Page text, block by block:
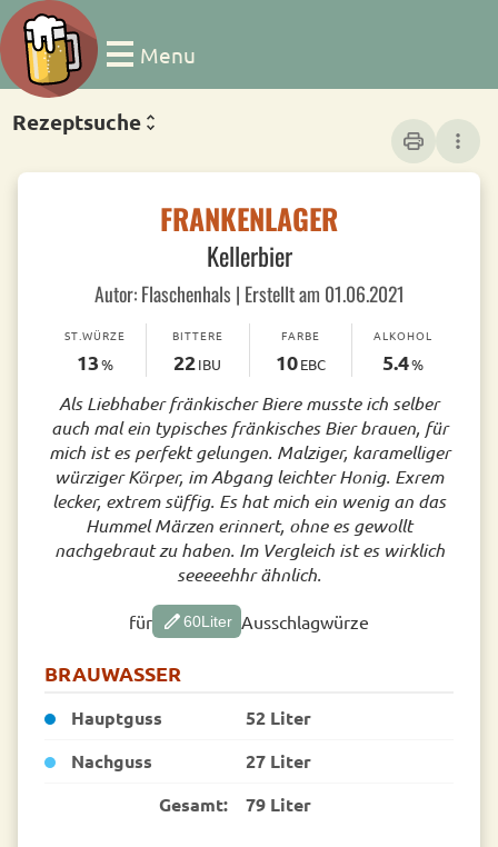
Menu
Rezeptsuche
print more_vert
FRANKENLAGER
Kellerbier
Autor: Flaschenhals | Erstellt am 01.06.2021
ST.WÜRZE
13%
BITTERE
22IBU
FARBE
10EBC
ALKOHOL
5.4%
Als Liebhaber fränkischer Biere musste ich selber
auch mal ein typisches fränkisches Bier brauen, für
mich ist es perfekt gelungen. Malziger, karamelliger
würziger Körper, im Abgang leichter Honig. Exrem
lecker, extrem süffig. Es hat mich ein wenig an das
Hummel Märzen erinnert, ohne es gewollt
nachgebraut zu haben. Im Vergleich ist es wirklich
seeeeehhr ähnlich.
für edit60Liter Ausschlagwürze
BRAUWASSER
Hauptguss
52 Liter
Nachguss
27 Liter
Gesamt:
79 Liter